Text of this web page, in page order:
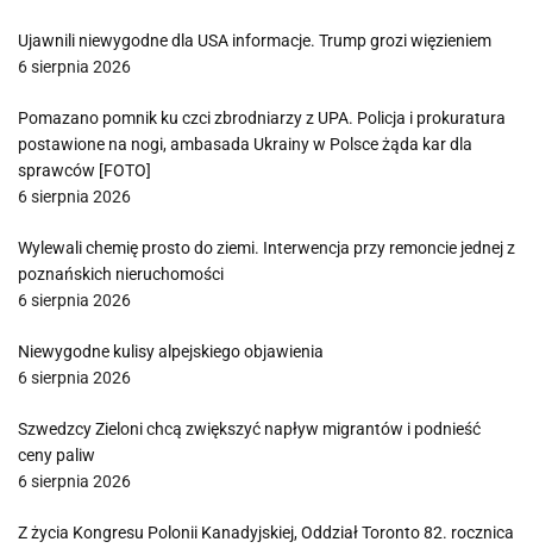
Ujawnili niewygodne dla USA informacje. Trump grozi więzieniem
6 sierpnia 2026
Pomazano pomnik ku czci zbrodniarzy z UPA. Policja i prokuratura
postawione na nogi, ambasada Ukrainy w Polsce żąda kar dla
sprawców [FOTO]
6 sierpnia 2026
Wylewali chemię prosto do ziemi. Interwencja przy remoncie jednej z
poznańskich nieruchomości
6 sierpnia 2026
Niewygodne kulisy alpejskiego objawienia
6 sierpnia 2026
Szwedzcy Zieloni chcą zwiększyć napływ migrantów i podnieść
ceny paliw
6 sierpnia 2026
Z życia Kongresu Polonii Kanadyjskiej, Oddział Toronto 82. rocznica